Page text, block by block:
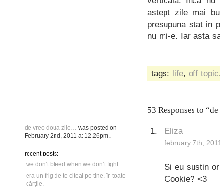
de vreo doua zile…
was posted on
February 2nd, 2011 at 12.26pm
recent posts:
we don’t bleed when we don’t fight
era un frig de te citeai pe tine. în toate
cărțile.
astept zile mai
presupuna stat in
nu mi-e. Iar asta
tags: life, off topic
53 Responses to
Eliza
february 7th,
Si eu sustin
Cookie? <3